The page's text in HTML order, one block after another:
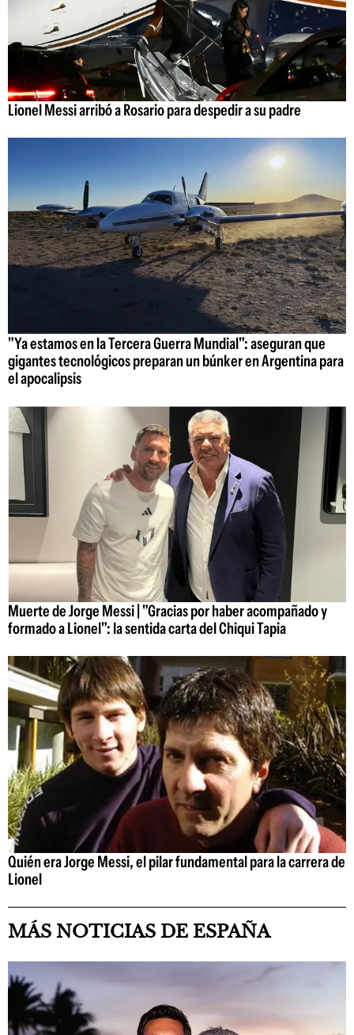
Lionel Messi arribó a Rosario para despedir a su padre
"Ya estamos en la Tercera Guerra Mundial": aseguran que
gigantes tecnológicos preparan un búnker en Argentina para
el apocalipsis
Muerte de Jorge Messi | "Gracias por haber acompañado y
formado a Lionel": la sentida carta del Chiqui Tapia
Quién era Jorge Messi, el pilar fundamental para la carrera de
Lionel
MÁS NOTICIAS DE ESPAÑA